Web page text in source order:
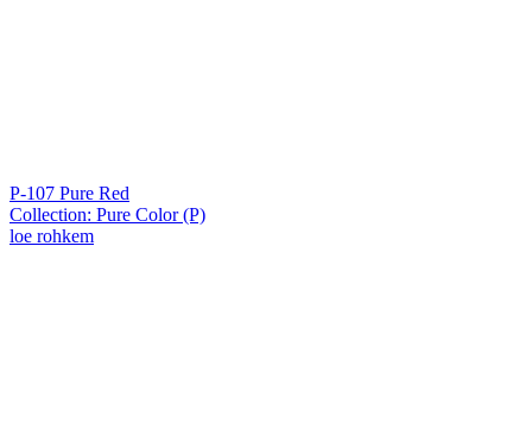
P-107 Pure Red
Collection: Pure Color (P)
loe rohkem